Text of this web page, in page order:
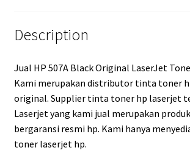
Description
Jual HP 507A Black Original LaserJet
Kami merupakan distributor tinta toner
original. Supplier tinta toner hp laserjet
Laserjet yang kami jual merupakan
bergaransi resmi hp. Kami hanya
toner laserjet hp.